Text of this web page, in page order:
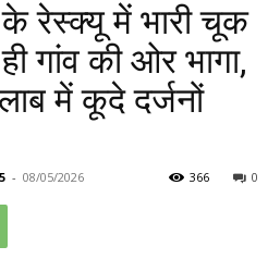
रेस्क्यू में भारी चूक
गांव की ओर भागा,
में कूदे दर्जनों
- 08/05/2026 0
366